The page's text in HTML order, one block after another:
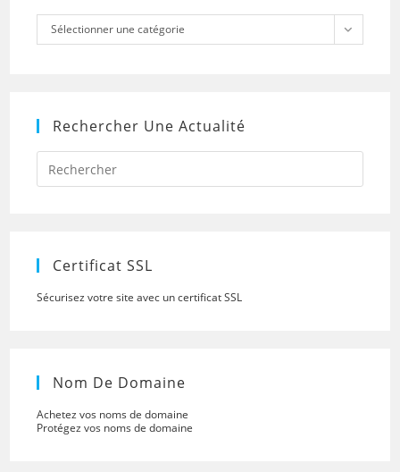
Catégories
Sélectionner une catégorie
Rechercher Une Actualité
Press
to
Certificat SSL
Sécurisez votre site avec un certificat SSL
Nom De Domaine
Achetez vos noms de domaine
Protégez vos noms de domaine